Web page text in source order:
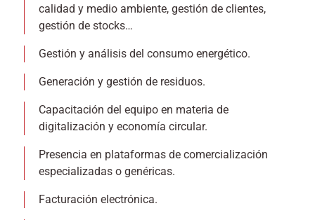
calidad y medio ambiente, gestión de clientes,
gestión de stocks…
Gestión y análisis del consumo energético.
Generación y gestión de residuos.
Capacitación del equipo en materia de
digitalización y economía circular.
Presencia en plataformas de comercialización
especializadas o genéricas.
Facturación electrónica.